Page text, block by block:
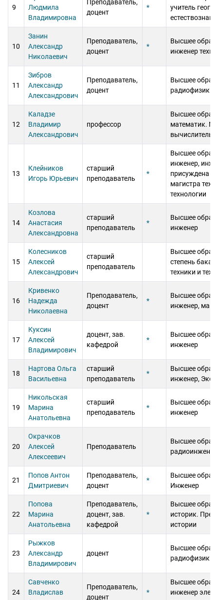
9
Людмила
Владимировна
Преподаватель,
доцент
*
учитель
10
Занин
Александр
Николаевич
Преподаватель,
доцент
*
Высшее
инженер
11
Зибров
Александр
Александрович
Преподаватель,
доцент
Высшее
радиофизик
12
Каладзе
Владимир
Александрович
профессор
Высшее
математик.
вычислитель
13
Клейников
Игорь Юрьевич
старший
преподаватель
*
Высшее
инженер,
присуждена
магистра
технологии
14
Козлова
Анастасия
Александровна
старший
преподаватель
*
Высшее
инженер
15
Колесников
Алексей
Александрович
старший
преподаватель
Высшее
степень
техники и
16
Кривенко
Надежда
Николаевна
Преподаватель,
доцент
*
Высшее
инженер,
17
Куксин
Алексей
Владимирович
доцент, зав.
кафедрой
*
Высшее
инженер
18
Нартова Ольга
Васильевна
старший
преподаватель
*
Высшее
инженер,
19
Никольская
Марина
Анатольевна
старший
преподаватель
*
Высшее
инженер
20
Окрачков
Алексей
Алексеевич
Преподаватель
Высшее
радиоинженер
21
Попов Антон
Дмитриевич
Преподаватель,
доцент
*
Высшее
Инженер
22
Попова
Марина
Анатольевна
Преподаватель,
доцент, зав.
кафедрой
*
Высшее
историк.
истории
23
Рыжков
Александр
Владимирович
доцент
Высшее
радиофизик
24
Савченко
Владислав
Преподаватель,
доцент
*
Высшее
инженер